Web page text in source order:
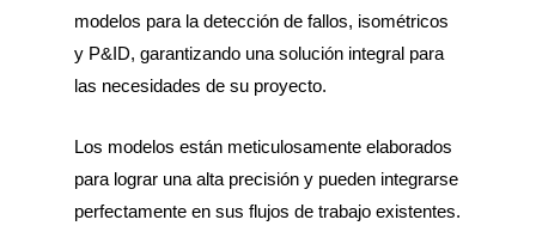
modelos para la detección de fallos, isométricos
y P&ID, garantizando una solución integral para
las necesidades de su proyecto.
Los modelos están meticulosamente elaborados
para lograr una alta precisión y pueden integrarse
perfectamente en sus flujos de trabajo existentes.